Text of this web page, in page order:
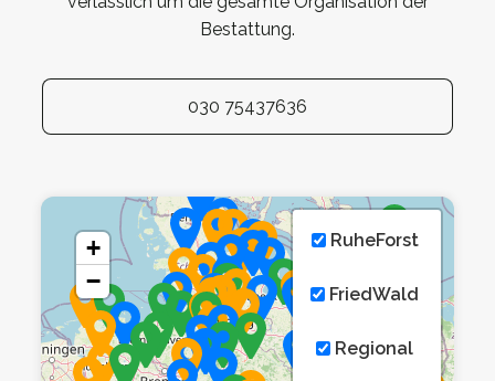
Bestattung.
030 75437636
+
−
RuheForst
FriedWald
Regional